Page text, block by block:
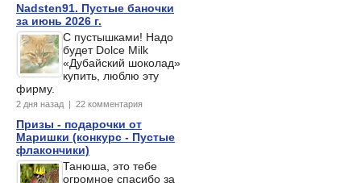
Nadsten91. Пустые баночки
за июнь 2026 г.
С пустышками! Надо
будет Dolce Milk
«Дубайский шоколад»
купить, люблю эту
фирму.
2 дня назад | 22 комментария
Призы - подарочки от
Маришки (конкурс - Пустые
флакончики)
Танюша, это тебе
огромное спасибо за